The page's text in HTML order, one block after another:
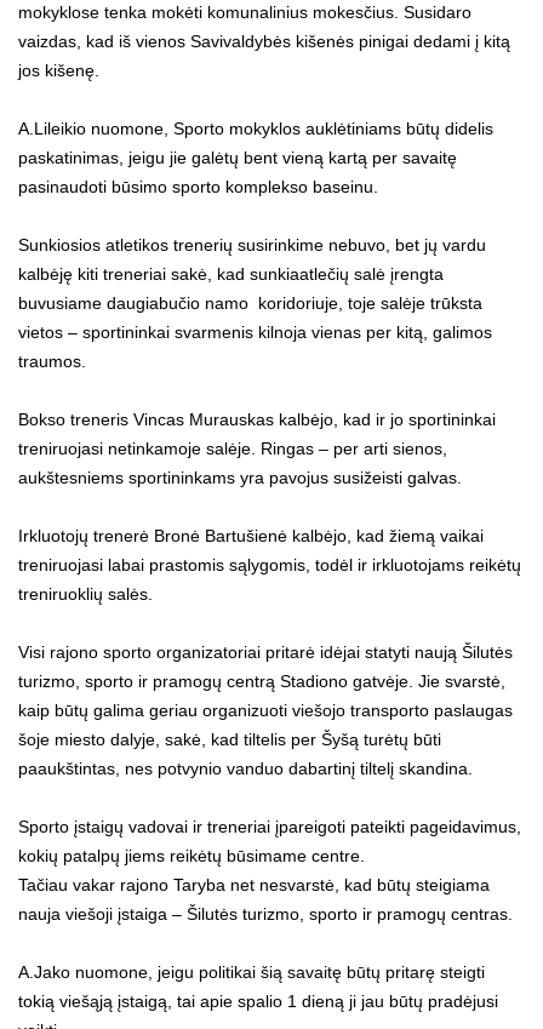
mokyklose tenka mokėti komunalinius mokesčius. Susidaro
vaizdas, kad iš vienos Savivaldybės kišenės pinigai dedami į kitą
jos kišenę.
A.Lileikio nuomone, Sporto mokyklos auklėtiniams būtų didelis
paskatinimas, jeigu jie galėtų bent vieną kartą per savaitę
pasinaudoti būsimo sporto komplekso baseinu.
Sunkiosios atletikos trenerių susirinkime nebuvo, bet jų vardu
kalbėję kiti treneriai sakė, kad sunkiaatlečių salė įrengta
buvusiame daugiabučio namo koridoriuje, toje salėje trūksta
vietos – sportininkai svarmenis kilnoja vienas per kitą, galimos
traumos.
Bokso treneris Vincas Murauskas kalbėjo, kad ir jo sportininkai
treniruojasi netinkamoje salėje. Ringas – per arti sienos,
aukštesniems sportininkams yra pavojus susižeisti galvas.
Irkluotojų trenerė Bronė Bartušienė kalbėjo, kad žiemą vaikai
treniruojasi labai prastomis sąlygomis, todėl ir irkluotojams reikėtų
treniruoklių salės.
Visi rajono sporto organizatoriai pritarė idėjai statyti naują Šilutės
turizmo, sporto ir pramogų centrą Stadiono gatvėje. Jie svarstė,
kaip būtų galima geriau organizuoti viešojo transporto paslaugas
šoje miesto dalyje, sakė, kad tiltelis per Šyšą turėtų būti
paaukštintas, nes potvynio vanduo dabartinį tiltelį skandina.
Sporto įstaigų vadovai ir treneriai įpareigoti pateikti pageidavimus,
kokių patalpų jiems reikėtų būsimame centre.
Tačiau vakar rajono Taryba net nesvarstė, kad būtų steigiama
nauja viešoji įstaiga – Šilutės turizmo, sporto ir pramogų centras.
A.Jako nuomone, jeigu politikai šią savaitę būtų pritarę steigti
tokią viešąją įstaigą, tai apie spalio 1 dieną ji jau būtų pradėjusi